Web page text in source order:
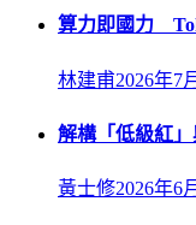
算力即國力
林建甫2026年7
解構「低級紅
黃士修2026年6